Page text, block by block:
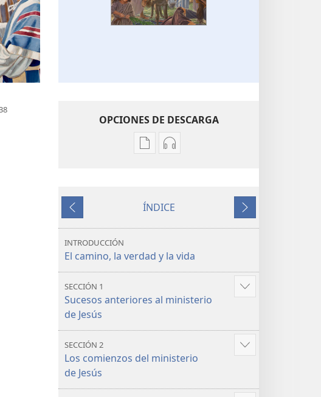
OPCIONES DE DESCARGA
Opciones
publicaciones
camino,
la verdad
la vida
Opciones
audio
camino,
la vida
Anterior
ÍNDICE
Siguiente
INTRODUCCIÓN
El camino, la verdad y la vida
SECCIÓN 1
Sucesos anteriores al ministerio
de Jesús
Mostrar
SECCIÓN 2
Los comienzos del ministerio
de Jesús
Mostrar